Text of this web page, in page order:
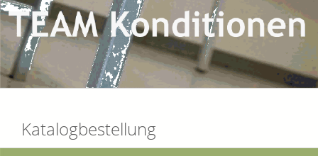
Katalogbestellung